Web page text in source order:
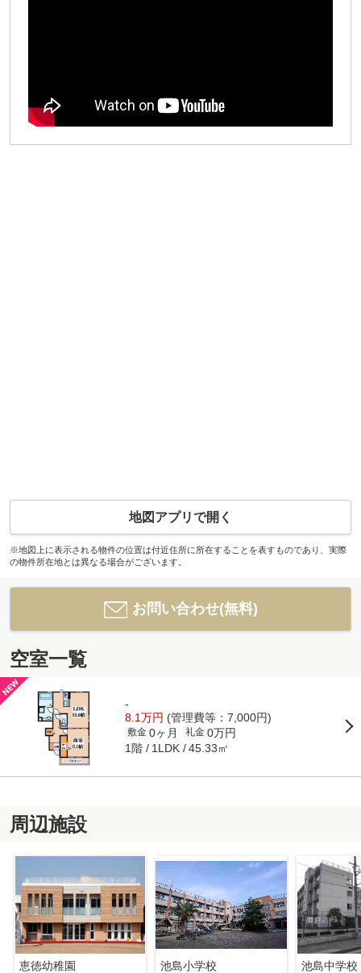
地図アプリで開く
※地図上に表示される物件の位置は付近住所に所在することを表すものであり、実際
の物件所在地とは異なる場合がございます。
お問い合わせ(無料)
空室一覧
-
8.1万円 (管理費等：7,000円)
敷金 0ヶ月 礼金 0万円
1階 1LDK 45.33㎡
周辺施設
恵徳幼稚園
池島小学校
池島中学校